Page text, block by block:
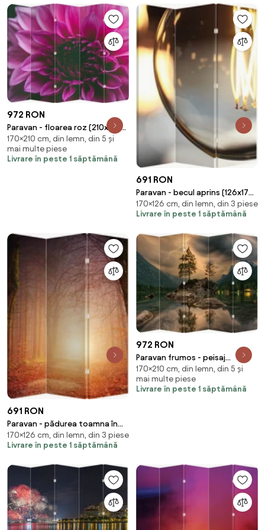
972 RON
Paravan - floarea roz (210x170
cm)
170×210 cm, din lemn, din 5 și
mai multe piese
Livrare în peste 1 săptămână
691 RON
Paravan - becul aprins (126x170
cm)
170×126 cm, din lemn, din 3 piese
Livrare în peste 1 săptămână
691 RON
Paravan - pădurea toamna în
ceață (126x170 cm)
170×126 cm, din lemn, din 3 piese
Livrare în peste 1 săptămână
972 RON
Paravan frumos - peisaj
(210x170 cm)
170×210 cm, din lemn, din 5 și
mai multe piese
Livrare în peste 1 săptămână